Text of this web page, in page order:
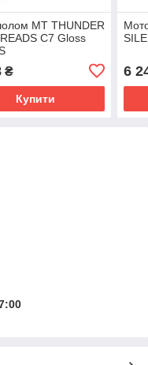
MT THUNDER
C7 Gloss
₴
Купити
6